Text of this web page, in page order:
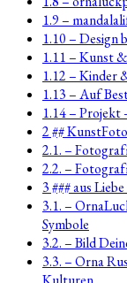
1.9 –
1.10 – Design
1.11 – Kunst
1.12 – Kinder
1.13 – Auf
1.14 –
2 ##
2.1. –
2.2. –
3 ### aus
3.1. –
Symbole
3.2. – Bild
3.3. – Orna